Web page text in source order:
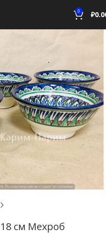
0 ₽
см Мехроб